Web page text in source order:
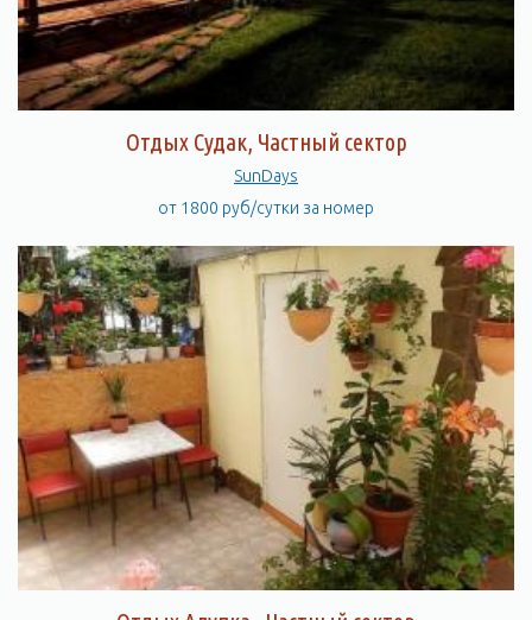
Отдых Судак, Частный сектор
SunDays
от 1800 руб/сутки за номер